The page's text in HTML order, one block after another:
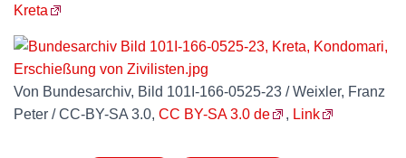
Kreta
Von Bundesarchiv, Bild 101I-166-0525-23 / Weixler, Franz
Peter / CC-BY-SA 3.0, CC BY-SA 3.0 de , Link